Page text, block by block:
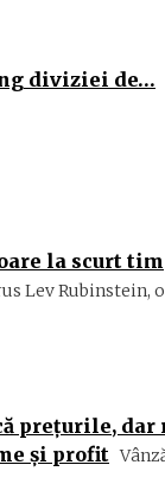
diviziei de…
la scurt
Lev Rubinstein, o
prețurile, dar
și profit